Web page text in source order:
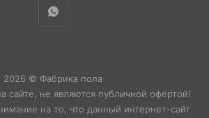
2026 © Фабрика пола
сайте, не являются публичной офертой!
на то, что данный интернет-сайт